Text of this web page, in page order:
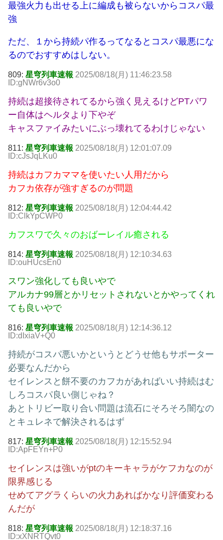
最強火力も出せる上に編成も被らないからコスパ最
強
ただ、１から持続パ作るってなるとコスパ最悪にな
るのでおすすめはしない。
809: 星穹列車速報 2025/08/18(月) 11:46:23.58
ID:gNWr6v3o0
持続は超接待されてるから強く見えるけどPTパワ
ー自体はヘルタより下やぞ
キャスファイみたいにぶっ壊れてるわけじゃない
811: 星穹列車速報 2025/08/18(月) 12:01:07.09
ID:cJsJqLKu0
持続はカフカママを使いたい人用だから
カフカ依存が強すぎるのが問題
812: 星穹列車速報 2025/08/18(月) 12:04:44.42
ID:ClkYpCWP0
カフスワで久々のおばーレイル癒される
814: 星穹列車速報 2025/08/18(月) 12:10:34.63
ID:ouHUcsEn0
スワン強化しても良いやで
アルカナ99層とかリセットされないとかやってくれ
ても良いやで
816: 星穹列車速報 2025/08/18(月) 12:14:36.12
ID:dIxiaV+Q0
持続がコスパ悪いかというとどうせ他もサポーター
必要なんだから
セイレンスと餅不要のカフカがあればいい持続はむ
しろコスパ良い側じゃね？
あとトリビー取り合い問題は流石にそろそろ闇なの
とキュレネで解決されるはず
817: 星穹列車速報 2025/08/18(月) 12:15:52.94
ID:ApFEYn+P0
セイレンスは強いがptのキーキャラがケフカなのが
限界感じる
せめてアグラくらいの火力あればかなり評価変わる
んだが
818: 星穹列車速報 2025/08/18(月) 12:18:37.16
ID:xXNRTQvt0